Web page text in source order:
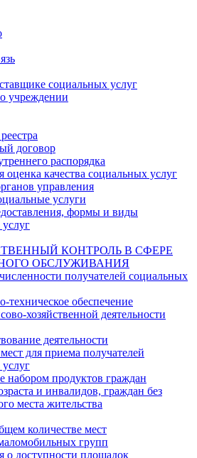
социальных услуг
учреждении
договор
распорядка
оценка качества социальных услуг
управления
услуги
формы и виды
КОНТРОЛЬ В СФЕРЕ
ОБСЛУЖИВАНИЯ
получателей социальных
техническое обеспечение
хозяйственной деятельности
деятельности
для приема получателей
набором продуктов граждан
и инвалидов, граждан без
места жительства
количестве мест
групп
о доступности площадок